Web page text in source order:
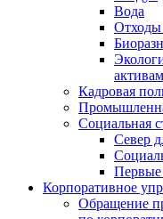
Вода
Отходы
активам
Кадровая
Социальная
Север
Первые
Корпоративное
Обращение